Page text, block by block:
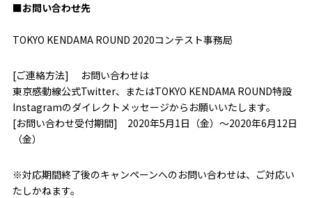
■お問い合わせ先
TOKYO KENDAMA ROUND 2020コンテスト事務局
[ご連絡方法] お問い合わせは
東京感動線公式Twitter、またはTOKYO KENDAMA ROUND特設
Instagramのダイレクトメッセージからお願いいたします。
[お問い合わせ受付期間] 2020年5月1日（金）～2020年6月12日
（金）
※対応期間終了後のキャンペーンへのお問い合わせは、ご対応い
たしかねます。